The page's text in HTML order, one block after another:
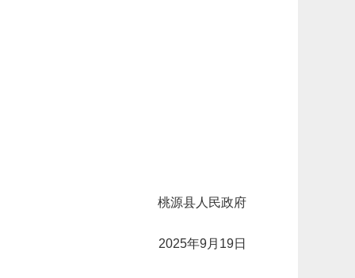
桃源县人民政府
2025年9月19日